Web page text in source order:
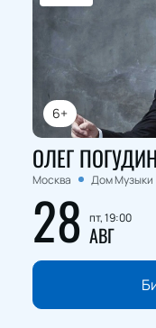
6+
ОЛЕГ
Москва Дом Музыки
28 пт, 19:00
АВГ